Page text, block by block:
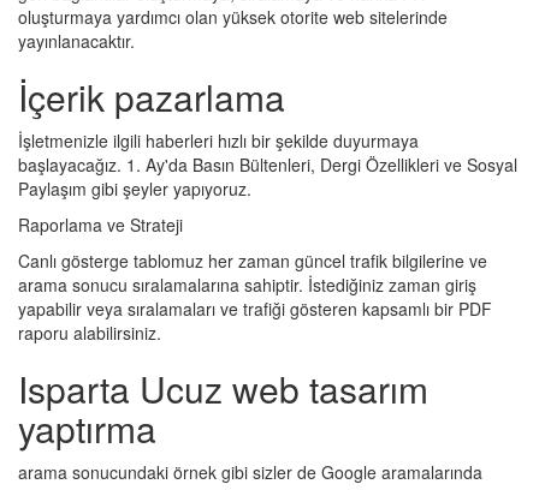
oluşturmaya yardımcı olan yüksek otorite web sitelerinde
yayınlanacaktır.
İçerik pazarlama
İşletmenizle ilgili haberleri hızlı bir şekilde duyurmaya
başlayacağız. 1. Ay'da Basın Bültenleri, Dergi Özellikleri ve Sosyal
Paylaşım gibi şeyler yapıyoruz.
Raporlama ve Strateji
Canlı gösterge tablomuz her zaman güncel trafik bilgilerine ve
arama sonucu sıralamalarına sahiptir. İstediğiniz zaman giriş
yapabilir veya sıralamaları ve trafiği gösteren kapsamlı bir PDF
raporu alabilirsiniz.
Isparta Ucuz web tasarım
yaptırma
arama sonucundaki örnek gibi sizler de Google aramalarında